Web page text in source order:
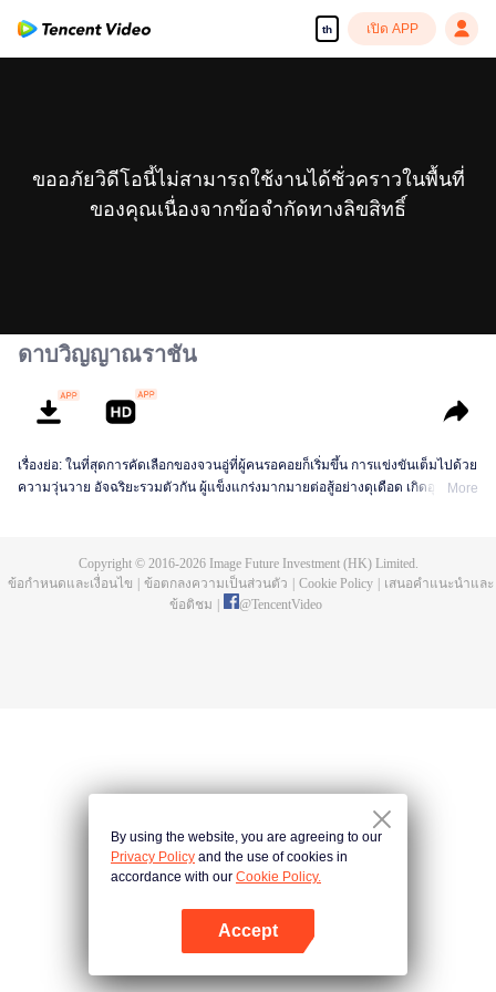
th เปิด APP
ขออภัยวิดีโอนี้ไม่สามารถใช้งานได้ชั่วคราวในพื้นที่
ของคุณเนื่องจากข้อจำกัดทางลิขสิทธิ์
ดาบวิญญาณราชัน
เรื่องย่อ: ในที่สุดการคัดเลือกของจวนอู่ที่ผู้คนรอคอยก็เริ่มขึ้น การแข่งขันเต็มไปด้วย
ความวุ่นวาย อัจฉริยะรวมตัวกัน ผู้แข็งแกร่งมากมายต่อสู้อย่างดุเดือด เกิดอุบัติเหตุ
การลอบสังหารที่ไม่อาจคาดเดานี้ได้อย่างไร
More
Copyright © 2016-2026Image Future Investment (HK) Limited.
ข้อกำหนดและเงื่อนไข
ข้อตกลงความเป็นส่วนตัว Cookie Policy
เสนอคำแนะนำและ
ข้อติชม
@TencentVideo
By using the website, you are agreeing to our
Privacy Policy and the use of cookies in
accordance with our Cookie Policy.
Accept